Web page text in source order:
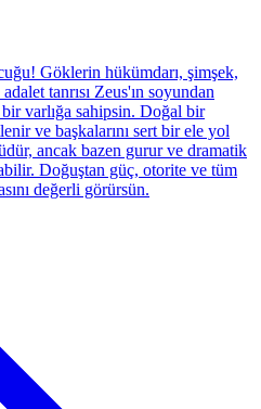
Göklerin hükümdarı, şimşek,
tanrısı Zeus'ın soyundan
varlığa sahipsin. Doğal bir
ve başkalarını sert bir ele yol
ancak bazen gurur ve dramatik
Doğuştan güç, otorite ve tüm
değerli görürsün.